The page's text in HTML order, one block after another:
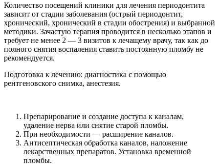
Количество посещений клиники для лечения периодонтита
зависит от стадии заболевания (острый периодонтит,
хронический, хронический в стадии обострения) и выбранной
методики. Зачастую терапия проводится в несколько этапов и
требует не менее 2 — 3 визитов к лечащему врачу, так как до
полного снятия воспаления ставить постоянную пломбу не
рекомендуется.
Подготовка к лечению: диагностика с помощью
рентгеновского снимка, анестезия.
Препарирование и создание доступа к каналам,
удаление нерва или снятие старой пломбы.
При необходимости — расширение каналов.
Антисептическая обработка каналов, наложение
лекарственных препаратов. Установка временной
пломбы.